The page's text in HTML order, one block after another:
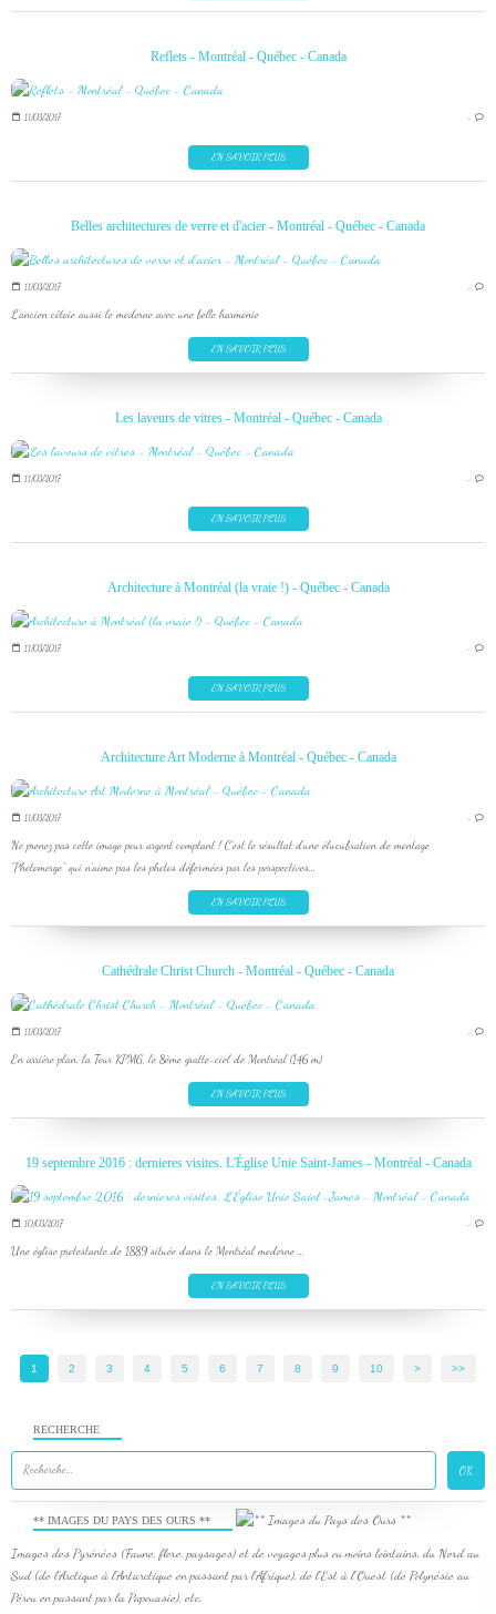
Reflets - Montréal - Québec - Canada
11/03/2017 …
EN SAVOIR PLUS
Belles architectures de verre et d'acier - Montréal - Québec - Canada
11/03/2017 …
L'ancien côtoie aussi le moderne avec une belle harmonie
EN SAVOIR PLUS
Les laveurs de vitres - Montréal - Québec - Canada
11/03/2017 …
EN SAVOIR PLUS
Architecture à Montréal (la vraie !) - Québec - Canada
11/03/2017 …
EN SAVOIR PLUS
Architecture Art Moderne à Montréal - Québec - Canada
11/03/2017 …
Ne prenez pas cette image pour argent comptant ! C'est le résultat d'une élucubration de montage
"Photomerge" qui n'aime pas les photos déformées par les perspectives...
EN SAVOIR PLUS
Cathédrale Christ Church - Montréal - Québec - Canada
11/03/2017 …
En arrière plan, la Tour KPMG, le 8ème gratte-ciel de Montréal (146 m)
EN SAVOIR PLUS
19 septembre 2016 : dernieres visites. L'Église Unie Saint-James - Montréal - Canada
10/03/2017 …
Une église protestante de 1889 située dans le Montréal moderne ...
EN SAVOIR PLUS
1 2 3 4 5 6 7 8 9 10 20
30
40
50
60
> >>
RECHERCHE
** IMAGES DU PAYS DES OURS **
Images des Pyrénées (Faune, flore, paysages) et de voyages plus ou moins lointains, du Nord au
Sud (de l'Arctique à l'Antarctique en passant par l'Afrique), de l'Est à l'Ouest (de Polynésie au
Pérou en passant par la Papouasie), etc.